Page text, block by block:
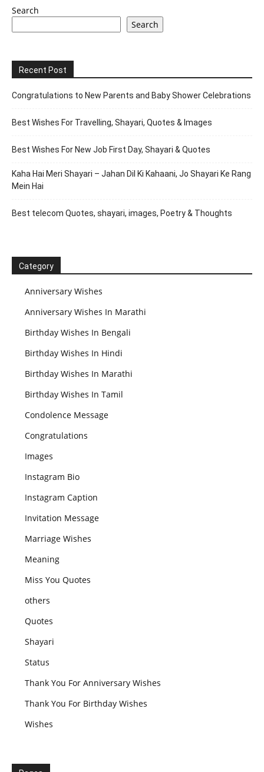
Search
Search
Recent Post
Congratulations to New Parents and Baby Shower Celebrations
Best Wishes For Travelling, Shayari, Quotes & Images
Best Wishes For New Job First Day, Shayari & Quotes
Kaha Hai Meri Shayari – Jahan Dil Ki Kahaani, Jo Shayari Ke Rang
Mein Hai
Best telecom Quotes, shayari, images, Poetry & Thoughts
Category
Anniversary Wishes
Anniversary Wishes In Marathi
Birthday Wishes In Bengali
Birthday Wishes In Hindi
Birthday Wishes In Marathi
Birthday Wishes In Tamil
Condolence Message
Congratulations
Images
Instagram Bio
Instagram Caption
Invitation Message
Marriage Wishes
Meaning
Miss You Quotes
others
Quotes
Shayari
Status
Thank You For Anniversary Wishes
Thank You For Birthday Wishes
Wishes